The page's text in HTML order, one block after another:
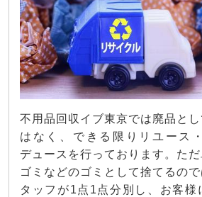
不用品回収イブ東京では廃品と
はなく、できる限りリユース
デュースを行っております。た
ゴミなどのゴミとして捨てるの
タッフが1点1点分別し、お客様